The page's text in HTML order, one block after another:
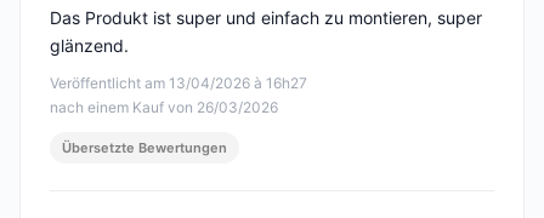
Veröffentlicht am 13/04/2026 à 16h27
nach einem Kauf von 26/03/2026
Das Produkt ist super und einfach zu montieren, super
glänzend.
Übersetzte Bewertungen